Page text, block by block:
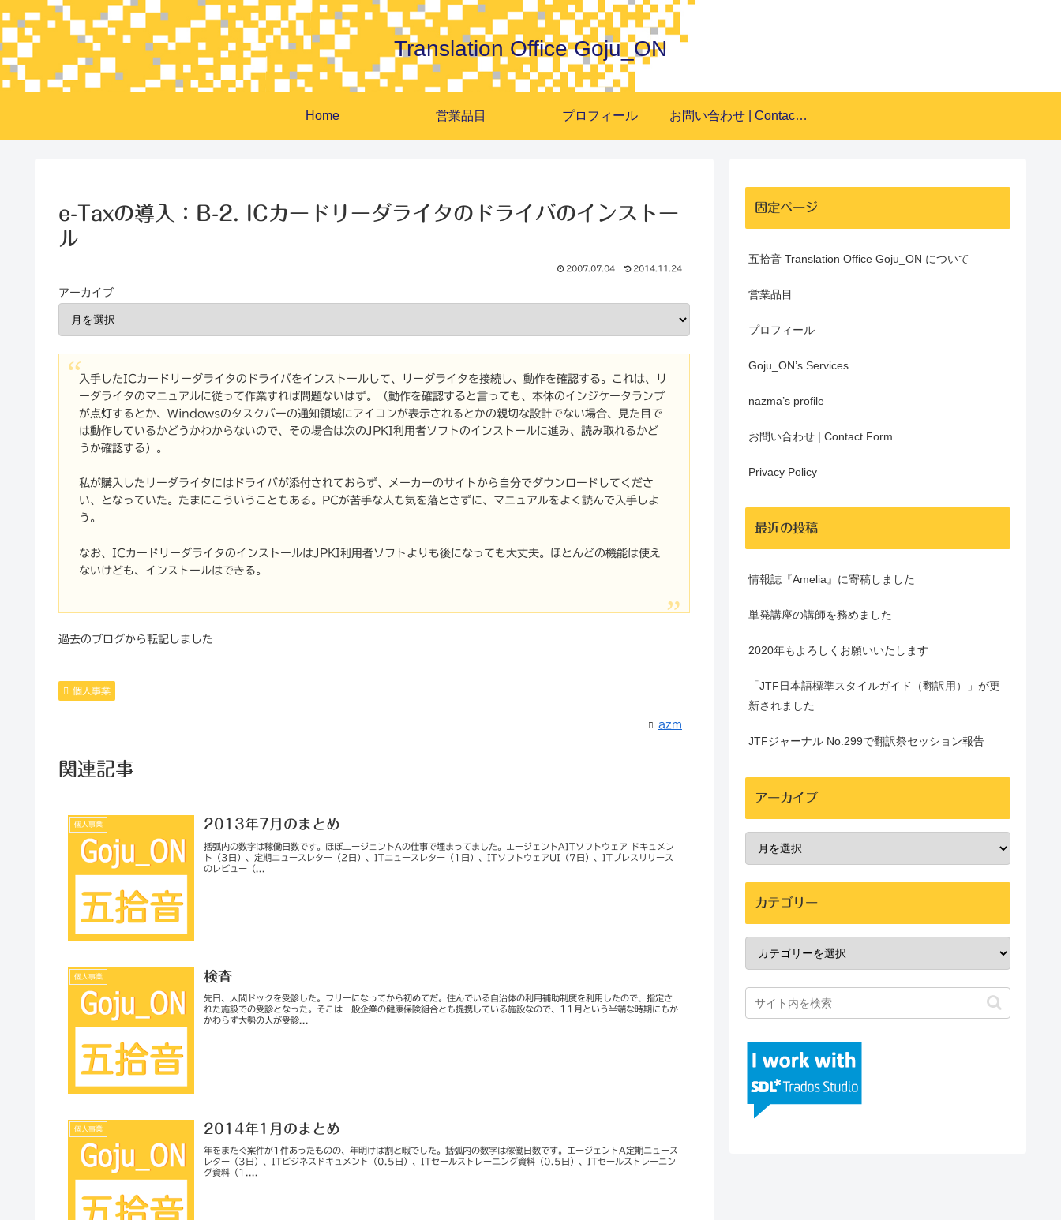
Translation Office Goju_ON
Home 営業品目 プロフィール お問い合わせ | Contact Form
e-Taxの導入：B-2. ICカードリーダライタのドライバのインストー
ル
2007.07.04 2014.11.24
アーカイブ
入手したICカードリーダライタのドライバをインストールして、リーダライタを接続し、動作を確認する。これは、リ
ーダライタのマニュアルに従って作業すれば問題ないはず。（動作を確認すると言っても、本体のインジケータランプ
が点灯するとか、Windowsのタスクバーの通知領域にアイコンが表示されるとかの親切な設計でない場合、見た目で
は動作しているかどうかわからないので、その場合は次のJPKI利用者ソフトのインストールに進み、読み取れるかど
うか確認する）。
私が購入したリーダライタにはドライバが添付されておらず、メーカーのサイトから自分でダウンロードしてくださ
い、となっていた。たまにこういうこともある。PCが苦手な人も気を落とさずに、マニュアルをよく読んで入手しよ
う。
なお、ICカードリーダライタのインストールはJPKI利用者ソフトよりも後になっても大丈夫。ほとんどの機能は使え
ないけども、インストールはできる。
過去のブログから転記しました
個人事業
azm
関連記事
個人事業 2013年7月のまとめ
括弧内の数字は稼働日数です。ほぼエージェントAの仕事で埋まってました。エージェントAITソフトウェア ドキュメン
ト（3日）、定期ニュースレター（2日）、ITニュースレター（1日）、ITソフトウェアUI（7日）、ITプレスリリース
のレビュー（...
個人事業 検査
先日、人間ドックを受診した。フリーになってから初めてだ。住んでいる自治体の利用補助制度を利用したので、指定さ
れた施設での受診となった。そこは一般企業の健康保険組合とも提携している施設なので、11月という半端な時期にもか
かわらず大勢の人が受診...
個人事業 2014年1月のまとめ
年をまたぐ案件が1件あったものの、年明けは割と暇でした。括弧内の数字は稼働日数です。エージェントA定期ニュース
レター（3日）、ITビジネスドキュメント（0.5日）、ITセールストレーニング資料（0.5日）、ITセールストレーニン
グ資料（1....
固定ページ
五拾音 Translation Office Goju_ON について
営業品目
プロフィール
Goju_ON’s Services
nazma’s profile
お問い合わせ | Contact Form
Privacy Policy
最近の投稿
情報誌『Amelia』に寄稿しました
単発講座の講師を務めました
2020年もよろしくお願いいたします
「JTF日本語標準スタイルガイド（翻訳用）」が更
新されました
JTFジャーナル No.299で翻訳祭セッション報告
アーカイブ
カテゴリー